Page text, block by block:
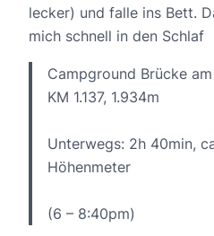
lecker) und falle ins Bett.
mich schnell in den Schlaf
Campground Brücke
KM 1.137, 1.934m
Unterwegs: 2h 40min,
Höhenmeter
(6 – 8:40pm)